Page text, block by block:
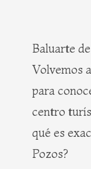
Baluarte
Volvemos
para
centro
qué es
Pozos?